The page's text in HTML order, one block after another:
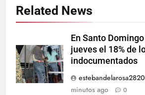
Related News
En Santo
jueves el 18% de
indocumentados
minutos ago
0